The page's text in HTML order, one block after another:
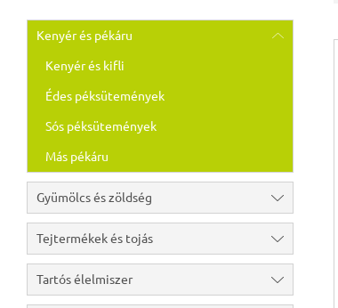
Kenyér és pékáru
Kenyér és kifli
Édes péksütemények
Sós péksütemények
Más pékáru
Gyümölcs és zöldség
Tejtermékek és tojás
Tartós élelmiszer